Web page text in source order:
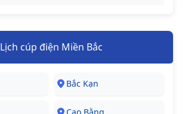
Lịch cúp điện Miền Bắc
Bắc Kạn